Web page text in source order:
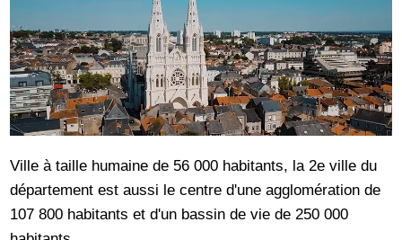
Ville à taille humaine de 56 000 habitants, la 2e ville du
département est aussi le centre d'une agglomération de
107 800 habitants et d'un bassin de vie de 250 000